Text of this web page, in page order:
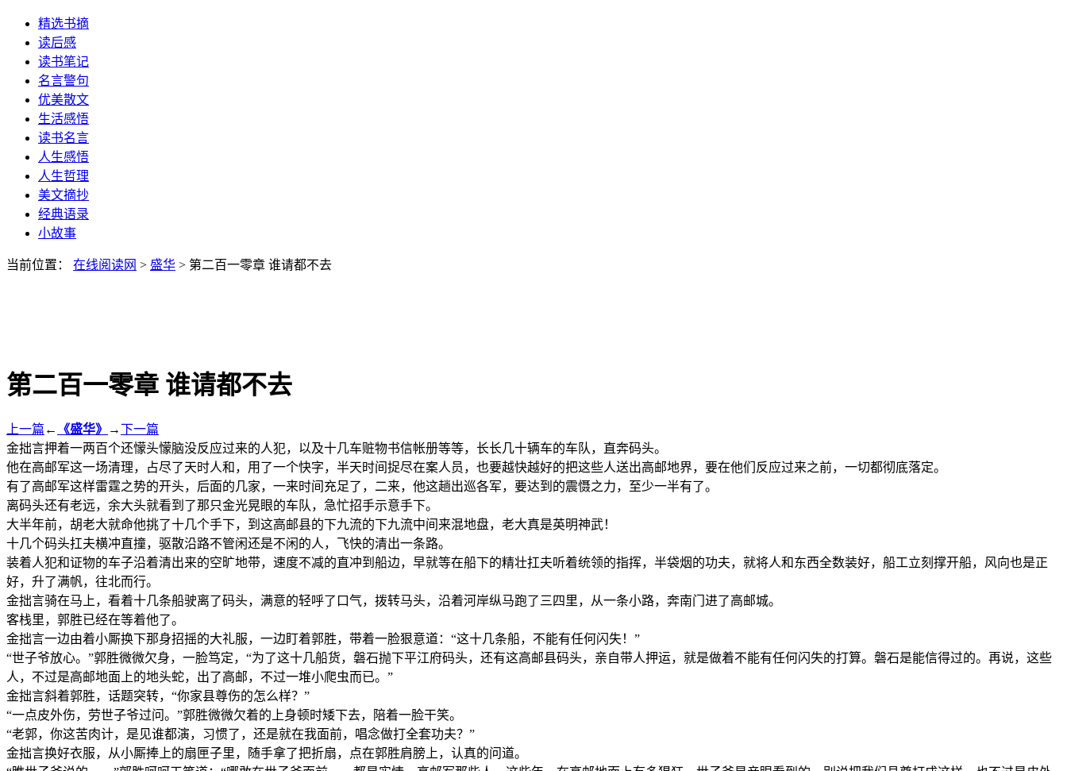
精选书摘
读后感
读书笔记
名言警句
优美散文
生活感悟
读书名言
人生感悟
人生哲理
美文摘抄
经典语录
小故事
当前位置： 在线阅读网 > 盛华 > 第二百一零章 谁请都不去
第二百一零章 谁请都不去
上一篇 ← 《盛华》 →下一篇
金拙言押着一两百个还懞头懞脑没反应过来的人犯，以及十几车赃物书信帐册等等，长长几十辆车的车队，直奔码头。
他在高邮军这一场清理，占尽了天时人和，用了一个快字，半天时间捉尽在案人员，也要越快越好的把这些人送出高邮地界，要在他们反应过来之前，一切都彻底落定。
有了高邮军这样雷霆之势的开头，后面的几家，一来时间充足了，二来，他这趟出巡各军，要达到的震慑之力，至少一半有了。
离码头还有老远，余大头就看到了那只金光晃眼的车队，急忙招手示意手下。
大半年前，胡老大就命他挑了十几个手下，到这高邮县的下九流的下九流中间来混地盘，老大真是英明神武！
十几个码头扛夫横冲直撞，驱散沿路不管闲还是不闲的人，飞快的清出一条路。
装着人犯和证物的车子沿着清出来的空旷地带，速度不减的直冲到船边，早就等在船下的精壮扛夫听着统领的指挥，半袋烟的功夫，就将人和东西全数装好，船工立刻撑开船，风向也是正
好，升了满帆，往北而行。
金拙言骑在马上，看着十几条船驶离了码头，满意的轻呼了口气，拨转马头，沿着河岸纵马跑了三四里，从一条小路，奔南门进了高邮城。
客栈里，郭胜已经在等着他了。
金拙言一边由着小厮换下那身招摇的大礼服，一边盯着郭胜，带着一脸狠意道：“这十几条船，不能有任何闪失！”
“世子爷放心。”郭胜微微欠身，一脸笃定，“为了这十几船货，磐石抛下平江府码头，还有这高邮县码头，亲自带人押运，就是做着不能有任何闪失的打算。磐石是能信得过的。再说，这些
人，不过是高邮地面上的地头蛇，出了高邮，不过一堆小爬虫而已。”
金拙言斜着郭胜，话题突转，“你家县尊伤的怎么样？”
“一点皮外伤，劳世子爷过问。”郭胜微微欠着的上身顿时矮下去，陪着一脸干笑。
“老郭，你这苦肉计，是见谁都演，习惯了，还是就在我面前，唱念做打全套功夫？”
金拙言换好衣服，从小厮捧上的扇匣子里，随手拿了把折扇，点在郭胜肩膀上，认真的问道。